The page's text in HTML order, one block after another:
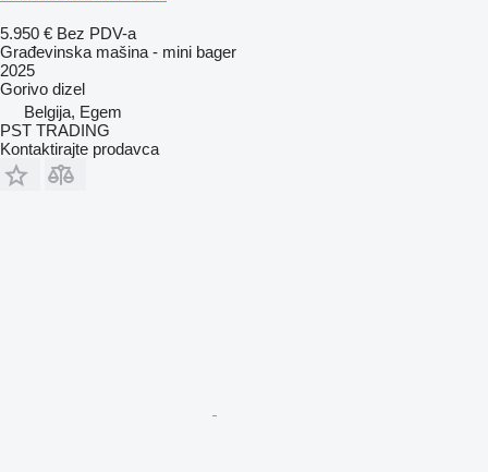
5.950 € Bez PDV-a
Građevinska mašina - mini bager
2025
Gorivo dizel
Belgija, Egem
PST TRADING
Kontaktirajte prodavca